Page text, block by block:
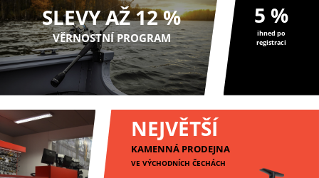
SLEVY AŽ 12 %
VĚRNOSTNÍ PROGRAM
5 %
ihned po
registraci
NEJVĚTŠÍ
KAMENNÁ PRODEJNA
VE VÝCHODNÍCH ČECHÁCH